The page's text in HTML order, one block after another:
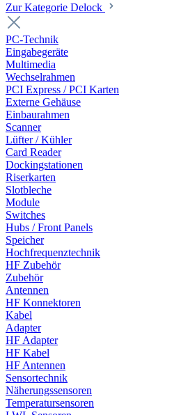
Zur Kategorie Delock
PC-Technik
Eingabegeräte
Multimedia
Wechselrahmen
PCI Express / PCI Karten
Externe Gehäuse
Einbaurahmen
Scanner
Lüfter / Kühler
Card Reader
Dockingstationen
Riserkarten
Slotbleche
Module
Switches
Hubs / Front Panels
Speicher
Hochfrequenztechnik
HF Zubehör
Zubehör
Antennen
HF Konnektoren
Kabel
Adapter
HF Adapter
HF Kabel
HF Antennen
Sensortechnik
Näherungssensoren
Temperatursensoren